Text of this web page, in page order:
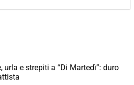
urla e strepiti a “Di Martedì”: duro